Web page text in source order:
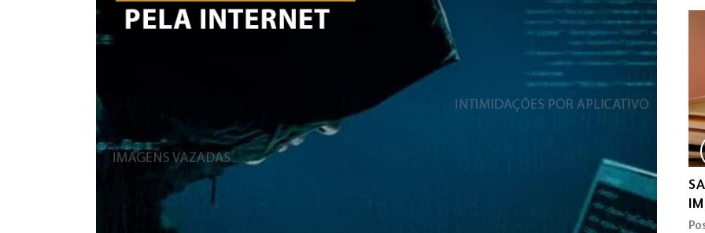
SERVIDORES SEM REGIME DE
PREVIDÊNCIA PRÓPRIO PODEM FICAR NO
CARGO MESMO APOSENTADOS PELO